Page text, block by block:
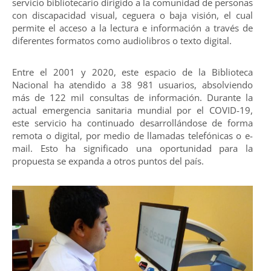
servicio bibliotecario dirigido a la comunidad de personas
con discapacidad visual, ceguera o baja visión, el cual
permite el acceso a la lectura e información a través de
diferentes formatos como audiolibros o texto digital.
Entre el 2001 y 2020, este espacio de la Biblioteca
Nacional ha atendido a 38 981 usuarios, absolviendo
más de 122 mil consultas de información. Durante la
actual emergencia sanitaria mundial por el COVID-19,
este servicio ha continuado desarrollándose de forma
remota o digital, por medio de llamadas telefónicas o e-
mail. Esto ha significado una oportunidad para la
propuesta se expanda a otros puntos del país.